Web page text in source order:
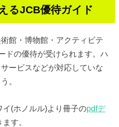
るJCB優待ガイド
館・博物館・アクティビテ
ドの優待が受けられます。ハ
ービスなどが対応していな
。
イ(ホノルル)より冊子のpdfデ
す。